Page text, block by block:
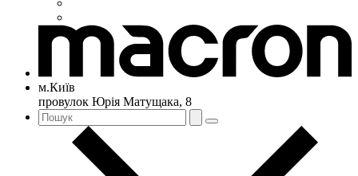
м.Київ
провулок Юрія Матущака, 8